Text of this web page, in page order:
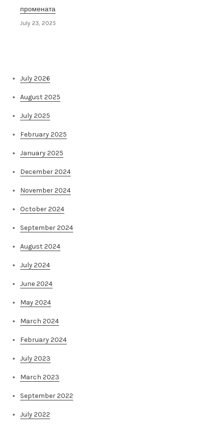
промената
July 23, 2025
July 2026
August 2025
July 2025
February 2025
January 2025
December 2024
November 2024
October 2024
September 2024
August 2024
July 2024
June 2024
May 2024
March 2024
February 2024
July 2023
March 2023
September 2022
July 2022